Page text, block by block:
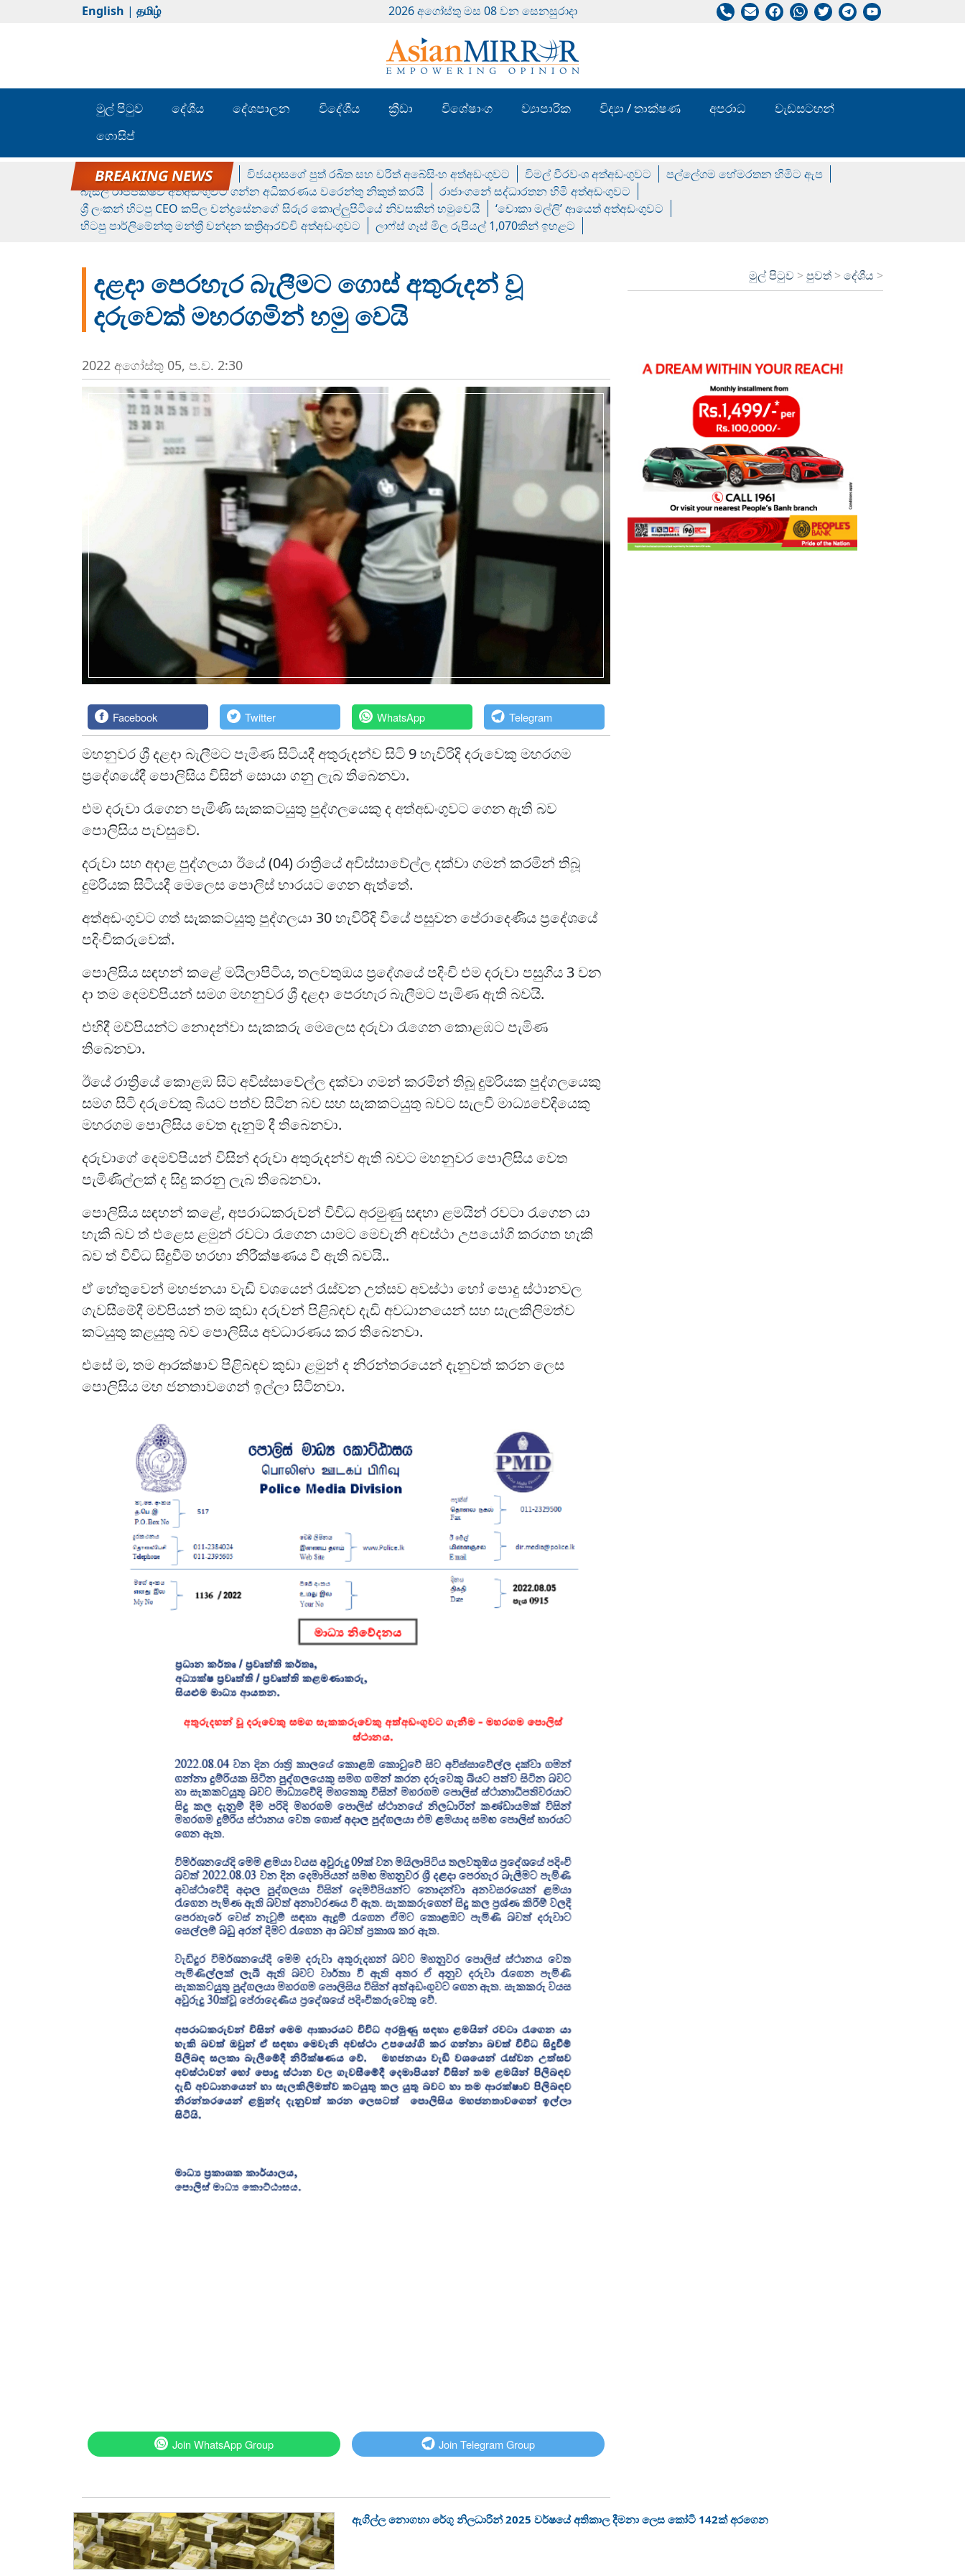
English | தமிழ் 2026 අගෝස්‍තු මස 08 වන සෙනසුරාදා
මුල් පිටුව දේශීය දේශපාලන විදේශීය ක්‍රීඩා විශේෂාංග ව්‍යාපාරික විද්‍යා / තාක්ෂණ අපරාධ
වැඩසටහන්
ගොසිප්
රන් ගෙනා රුමේෂ්ගේ හෙල්ලය විජයදාසගේ පුත් රඛිත සහ චරිත් අබේසිංහ අත්අඩංගුවට විමල් වීරවංශ අත්අඩංගුවට
පල්ලේගම හේමරතන හිමිට ඇප
බැසිල් රාජපක්ෂව අත්අඩංගුවට ගන්න අධිකරණය වරෙන්තු නිකුත් කරයි
රාජාංගනේ සද්ධාරතන හිමි අත්අඩංගුවට
ශ්‍රී ලංකන් හිටපු CEO කපිල චන්ද්‍රසේනගේ සිරුර කොල්ලුපිටියේ නිවසකින් හමුවෙයි
‘චොකා මල්ලි’ ආයෙත් අත්අඩංගුවට
හිටපු පාර්ලිමේන්තු මන්ත්‍රී චන්දන කත්‍රිආරච්චි අත්අඩංගුවට
ලාෆ්ස් ගෑස් මිල රුපියල් 1,070කින් ඉහළට
දළදා පෙරහැර බැලීමට ගොස් අතුරුදන් වූ
දරුවෙක් මහරගමින් හමු වෙයි
මුල් පිටුව >පුවත් >දේශීය >
2022 අගෝස්‍තු 05, ප.ව. 2:30
Facebook Twitter WhatsApp Telegram
මහනුවර ශ්‍රී දළදා බැලීමට පැමිණ සිටියදී අතුරුදන්ව සිටි 9 හැවිරිදි දරුවෙකු මහරගම
ප්‍රදේශයේදී පොලිසිය විසින් සොයා ගනු ලැබ තිබෙනවා.
එම දරුවා රැගෙන පැමිණි සැකකටයුතු පුද්ගලයෙකු ද අත්අඩංගුවට ගෙන ඇති බව
පොලිසිය පැවසුවේ.
දරුවා සහ අදාළ පුද්ගලයා ඊයේ (04) රාත්‍රියේ අවිස්සාවේල්ල දක්වා ගමන් කරමින් තිබූ
දුම්රියක සිටියදී මෙලෙස පොලිස් භාරයට ගෙන ඇත්තේ.
අත්අඩංගුවට ගත් සැකකටයුතු පුද්ගලයා 30 හැවිරිදි වියේ පසුවන පේරාදෙණිය ප්‍රදේශයේ
පදිංචිකරුවෙක්.
පොලිසිය සඳහන් කළේ මයිලාපිටිය, තලවතුඔය ප්‍රදේශයේ පදිංචි එම දරුවා පසුගිය 3 වන
දා තම දෙමව්පියන් සමග මහනුවර ශ්‍රී දළදා පෙරහැර බැලීමට පැමිණ ඇති බවයි.
එහිදී මව්පියන්ට නොදන්වා සැකකරු මෙලෙස දරුවා රැගෙන කොළඹට පැමිණ
තිබෙනවා.
ඊයේ රාත්‍රියේ කොළඹ සිට අවිස්සාවේල්ල දක්වා ගමන් කරමින් තිබූ දුම්රියක පුද්ගලයෙකු
සමග සිටි දරුවෙකු බියට පත්ව සිටින බව සහ සැකකටයුතු බවට සැලවී මාධ්‍යවේදියෙකු
මහරගම පොලිසිය වෙත දැනුම් දී තිබෙනවා.
දරුවාගේ දෙමව්පියන් විසින් දරුවා අතුරුදන්ව ඇති බවට මහනුවර පොලිසිය වෙත
පැමිණිල්ලක් ද සිදු කරනු ලැබ තිබෙනවා.
පොලිසිය සඳහන් කළේ, අපරාධකරුවන් විවිධ අරමුණු සඳහා ළමයින් රවටා රැගෙන යා
හැකි බව ත් එළෙස ළමුන් රවටා රැගෙන යාමට මෙවැනි අවස්ථා උපයෝගි කරගත හැකි
බව ත් විවිධ සිදුවීම් හරහා නිරීක්ෂණය වී ඇති බවයි..
ඒ හේතුවෙන් මහජනයා වැඩි වශයෙන් රැස්වන උත්සව අවස්ථා හෝ පොදු ස්ථානවල
ගැවසීමේදී මව්පියන් තම කුඩා දරුවන් පිළිබඳව දැඩි අවධානයෙන් සහ සැලකිලිමත්ව
කටයුතු කළයුතු බව පොලිසිය අවධාරණය කර තිබෙනවා.
එසේ ම, තම ආරක්ෂාව පිළිබඳව කුඩා ළමුන් ද නිරන්තරයෙන් දැනුවත් කරන ලෙස
පොලිසිය මහ ජනතාවගෙන් ඉල්ලා සිටිනවා.
Join WhatsApp Group Join Telegram Group
ඇගිල්ල නොගහා රේගු නිලධාරින් 2025 වර්ෂයේ අතිකාල දීමනා ලෙස කෝටි 142ක් අරගෙන